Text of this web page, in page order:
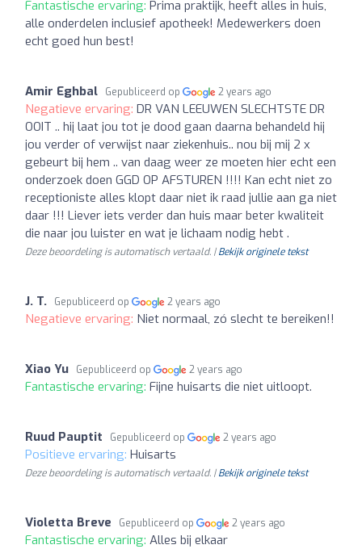
Fantastische ervaring: Prima praktijk, heeft alles in huis,
alle onderdelen inclusief apotheek! Medewerkers doen
echt goed hun best!
Amir Eghbal Gepubliceerd op 2 years ago
Negatieve ervaring: DR VAN LEEUWEN SLECHTSTE DR
OOIT .. hij laat jou tot je dood gaan daarna behandeld hij
jou verder of verwijst naar ziekenhuis.. nou bij mij 2 x
gebeurt bij hem .. van daag weer ze moeten hier echt een
onderzoek doen GGD OP AFSTUREN !!!! Kan echt niet zo
receptioniste alles klopt daar niet ik raad jullie aan ga niet
daar !!! Liever iets verder dan huis maar beter kwaliteit
die naar jou luister en wat je lichaam nodig hebt .
Deze beoordeling is automatisch vertaald. |Bekijk originele tekst
J. T. Gepubliceerd op 2 years ago
Negatieve ervaring: Niet normaal, zó slecht te bereiken!!
Xiao Yu Gepubliceerd op 2 years ago
Fantastische ervaring: Fijne huisarts die niet uitloopt.
Ruud Pauptit Gepubliceerd op 2 years ago
Positieve ervaring: Huisarts
Deze beoordeling is automatisch vertaald. |Bekijk originele tekst
Violetta Breve Gepubliceerd op 2 years ago
Fantastische ervaring: Alles bij elkaar